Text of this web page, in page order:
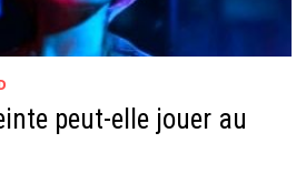
peut-elle jouer au